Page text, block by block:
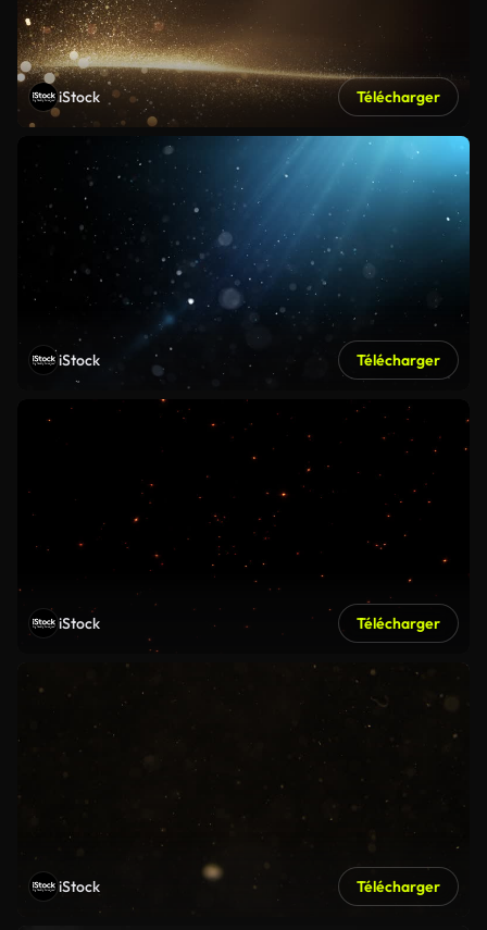
iStock Télécharger
iStock Télécharger
iStock Télécharger
iStock Télécharger